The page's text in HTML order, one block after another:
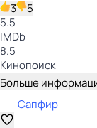
3
5
5.5
IMDb
8.5
Кинопоиск
Больше
Сапфир